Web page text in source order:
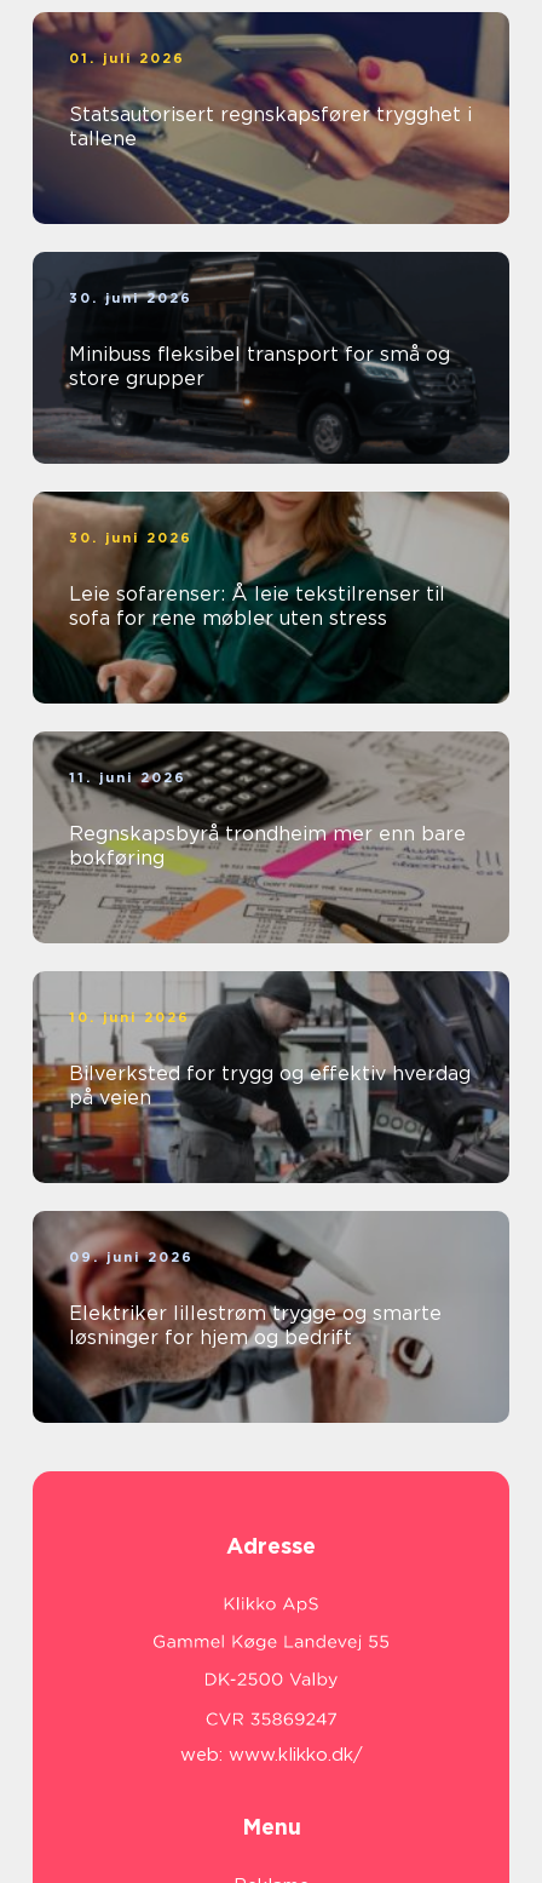
01. juli 2026
Statsautorisert regnskapsfører trygghet i
tallene
30. juni 2026
Minibuss fleksibel transport for små og
store grupper
30. juni 2026
Leie sofarenser: Å leie tekstilrenser til
sofa for rene møbler uten stress
11. juni 2026
Regnskapsbyrå trondheim mer enn bare
bokføring
10. juni 2026
Bilverksted for trygg og effektiv hverdag
på veien
09. juni 2026
Elektriker lillestrøm trygge og smarte
løsninger for hjem og bedrift
Adresse
web: www.klikko.dk/
Menu